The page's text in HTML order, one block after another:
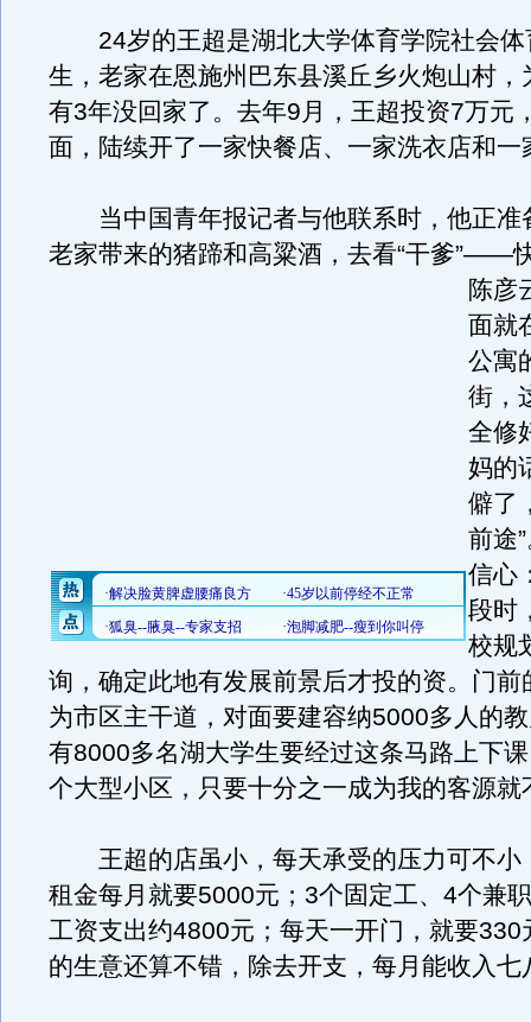
24岁的王超是湖北大学体育学院社会体
生，老家在恩施州巴东县溪丘乡火炮山村，
有3年没回家了。去年9月，王超投资7万元
面，陆续开了一家快餐店、一家洗衣店和一
当中国青年报记者与他联系时，他正准
老家带来的猪蹄和高粱酒，去看“干爹”——
陈彦
面就
公寓
街，
全修
妈的
僻了
前途
信心
段时
校规
询，确定此地有发展前景后才投的资。门前
为市区主干道，对面要建容纳5000多人的
有8000多名湖大学生要经过这条马路上下
个大型小区，只要十分之一成为我的客源就
王超的店虽小，每天承受的压力可不小
租金每月就要5000元；3个固定工、4个兼
工资支出约4800元；每天一开门，就要330
的生意还算不错，除去开支，每月能收入七